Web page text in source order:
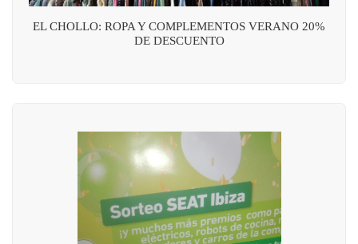
EL CHOLLO: ROPA Y COMPLEMENTOS VERANO 20%
DE DESCUENTO